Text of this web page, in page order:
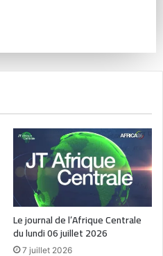
Le journal de l’Afrique Centrale
du lundi 06 juillet 2026
7 juillet 2026